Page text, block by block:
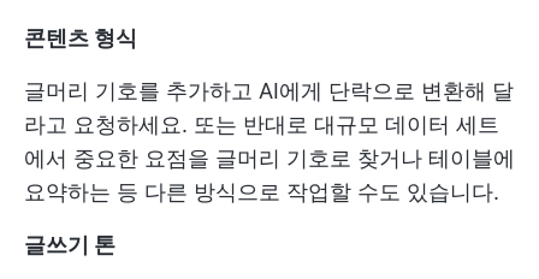
콘텐츠 형식
글머리 기호를 추가하고 AI에게 단락으로 변환해 달
라고 요청하세요. 또는 반대로 대규모 데이터 세트
에서 중요한 요점을 글머리 기호로 찾거나 테이블에
요약하는 등 다른 방식으로 작업할 수도 있습니다.
글쓰기 톤